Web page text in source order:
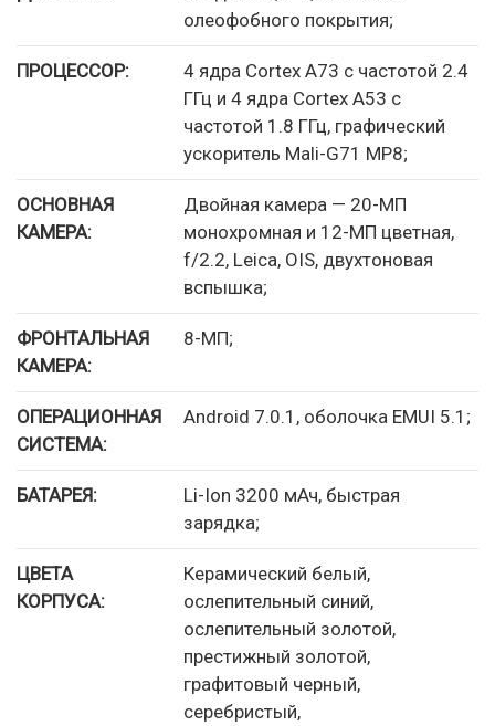
олеофобного покрытия;
ПРОЦЕССОР:
4 ядра Cortex A73 с частотой 2.4
ГГц и 4 ядра Cortex A53 с
частотой 1.8 ГГц, графический
ускоритель Mali-G71 MP8;
ОСНОВНАЯ
КАМЕРА:
Двойная камера — 20-МП
монохромная и 12-МП цветная,
f/2.2, Leica, OIS, двухтоновая
вспышка;
ФРОНТАЛЬНАЯ
КАМЕРА:
8-МП;
ОПЕРАЦИОННАЯ
СИСТЕМА:
Android 7.0.1, оболочка EMUI 5.1;
БАТАРЕЯ:
Li-Ion 3200 мАч, быстрая
зарядка;
ЦВЕТА
КОРПУСА:
Керамический белый,
ослепительный синий,
ослепительный золотой,
престижный золотой,
графитовый черный,
серебристый,